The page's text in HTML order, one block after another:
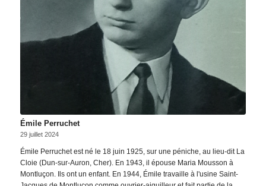
Émile Perruchet
29 juillet 2024
Émile Perruchet est né le 18 juin 1925, sur une péniche, au lieu-dit La
Cloie (Dun-sur-Auron, Cher). En 1943, il épouse Maria Mousson à
Montluçon. Ils ont un enfant. En 1944, Émile travaille à l'usine Saint-